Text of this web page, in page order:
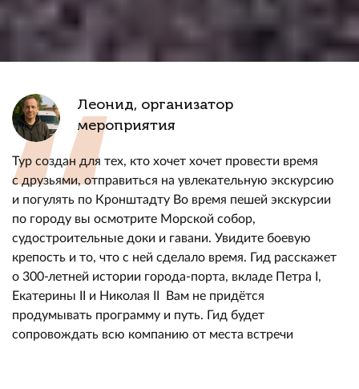
Леонид, организатор
мероприятия
Тур создан для тех, кто хочет хочет провести время
с друзьями, отправиться на увлекательную экскурсию
и погулять по Кронштадту Во время пешей экскурсии
по городу вы осмотрите Морской собор,
судостроительные доки и гавани. Увидите боевую
крепость и то, что с ней сделало время. Гид расскажет
о 300-летней истории города-порта, вкладе Петра I,
Екатерины II и Николая II Вам не придётся
продумывать программу и путь. Гид будет
сопровождать всю компанию от места встречи